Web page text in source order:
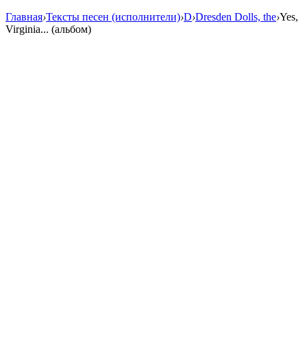
Главная›Тексты песен (исполнители)›D›Dresden Dolls, the›Yes,
Virginia... (альбом)